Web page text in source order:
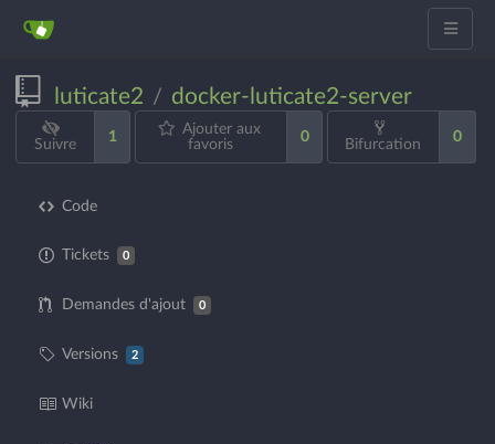
luticate2 / docker-luticate2-server
Suivre
1
Ajouter aux
favoris
0
Bifurcation
0
Code
Tickets 0
Demandes d'ajout 0
Versions 2
Wiki